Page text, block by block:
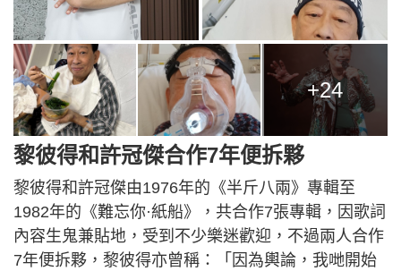
+24
黎彼得和許冠傑合作7年便拆夥
黎彼得和許冠傑由1976年的《半斤八兩》專輯至
1982年的《難忘你·紙船》，共合作7張專輯，因歌詞
內容生鬼兼貼地，受到不少樂迷歡迎，不過兩人合作
7年便拆夥，黎彼得亦曾稱：「因為輿論，我哋開始